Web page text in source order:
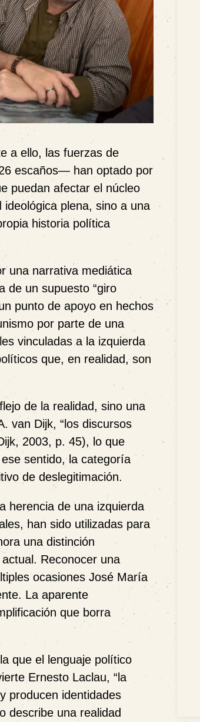
a ello, las fuerzas de
escaños— han optado por
puedan afectar el núcleo
plena, sino a una
historia política
una narrativa mediática
de un supuesto “giro
punto de apoyo en hechos
por parte de una
vinculadas a la izquierda
que, en realidad, son
de la realidad, sino una
van Dijk, “los discursos
2003, p. 45), lo que
sentido, la categoría
de deslegitimación.
herencia de una izquierda
han sido utilizadas para
una distinción
Reconocer una
ocasiones José María
La aparente
que borra
que el lenguaje político
Ernesto Laclau, “la
producen identidades
describe una realidad